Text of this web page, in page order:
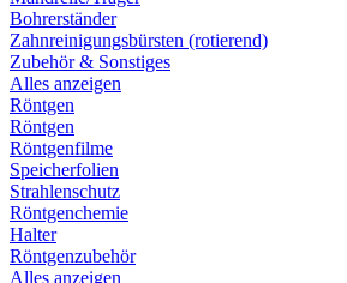
Bohrerständer
Zahnreinigungsbürsten (rotierend)
Zubehör & Sonstiges
Alles anzeigen
Röntgen
Röntgen
Röntgenfilme
Speicherfolien
Strahlenschutz
Röntgenchemie
Halter
Röntgenzubehör
Alles anzeigen